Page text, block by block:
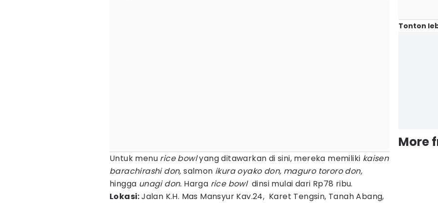
Untuk menu rice bowlyang ditawarkan di sini, mereka memiliki kaisen
barachirashi don,salmon ikura oyako don, maguro tororo don,
hingga unagi don. Harga rice bowl dinsi mulai dari Rp78 ribu.
Lokasi:Jalan K.H. Mas Mansyur Kav.24, Karet Tengsin, Tanah Abang,
Tonton
More